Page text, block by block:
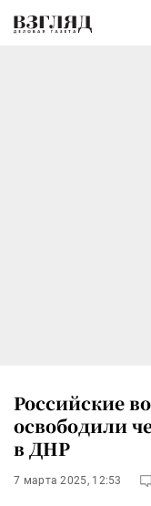
Российские
освободили
в ДНР
7 марта 2025, 12:53